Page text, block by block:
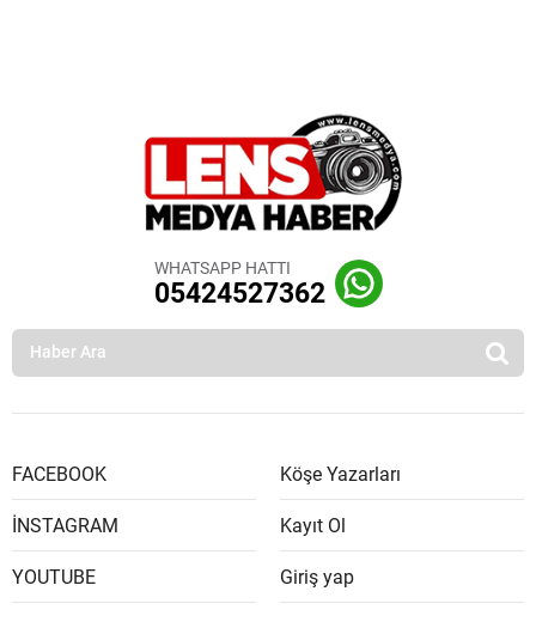
WHATSAPP HATTI
05424527362
FACEBOOK
İNSTAGRAM
YOUTUBE
Köşe Yazarları
Kayıt Ol
Giriş yap